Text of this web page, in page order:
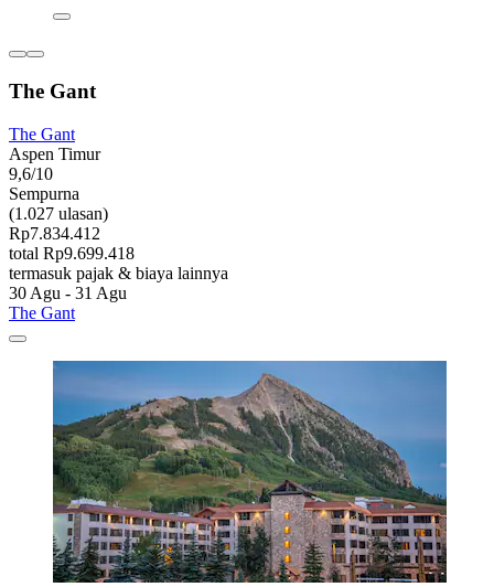
The Gant
The Gant
Aspen Timur
9,6/10
Sempurna
(1.027 ulasan)
Rp7.834.412
total Rp9.699.418
termasuk pajak & biaya lainnya
30 Agu - 31 Agu
The Gant